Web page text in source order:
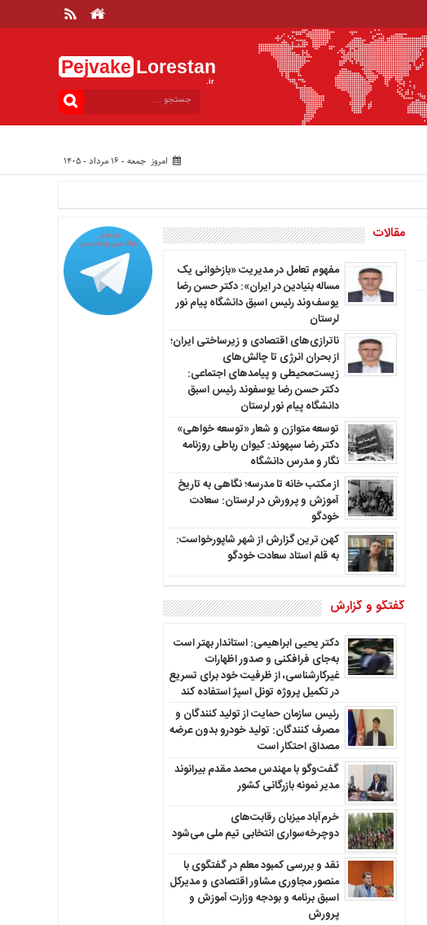
Pejvake Lorestan
.ir
امروز جمعه - ۱۶ مرداد - ۱۴۰۵
مقالات
مفهوم تعامل در مدیریت «بازخوانی یک
مساله بنیادین در ایران»: دکتر حسن رضا
یوسف‌وند رئیس اسبق دانشگاه پیام نور
لرستان
ناترازی‌های اقتصادی و زیرساختی ایران؛
از بحران انرژی تا چالش‌های
زیست‌محیطی و پیامدهای اجتماعی:
دکتر حسن رضا یوسفوند رئیس اسبق
دانشگاه پیام نور لرستان
توسعه متوازن و شعار «توسعه خواهی»
دکتر رضا سپهوند: کیوان رباطی روزنامه
نگار و مدرس دانشگاه
از مکتب خانه تا مدرسه؛ نگاهی به تاریخ
آموزش و پرورش در لرستان: سعادت
خودگو
کهن ترین گزارش از شهر شاپورخواست:
به قلم استاد سعادت خودگو
گفتگو و گزارش
دکتر یحیی ابراهیمی: استاندار بهتر است
به‌جای فرافکنی و صدور اظهارات
غیرکارشناسی، از ظرفیت خود برای تسریع
در تکمیل پروژه تونل اسپژ استفاده کند
رئیس سازمان حمایت از تولید کنندگان و
مصرف کنندگان: تولید خودرو بدون عرضه
مصداق احتکار است
گفت‌وگو با مهندس محمد مقدم بیرانوند
مدیر نمونه بازرگانی کشور
خرم‌آباد میزبان رقابت‌های
دوچرخه‌سواری انتخابی تیم ملی می‌شود
نقد و بررسی کمبود معلم در گفتگوی با
منصور مجاوری مشاور اقتصادی و مدیرکل
اسبق برنامه و بودجه وزارت آموزش و
پرورش